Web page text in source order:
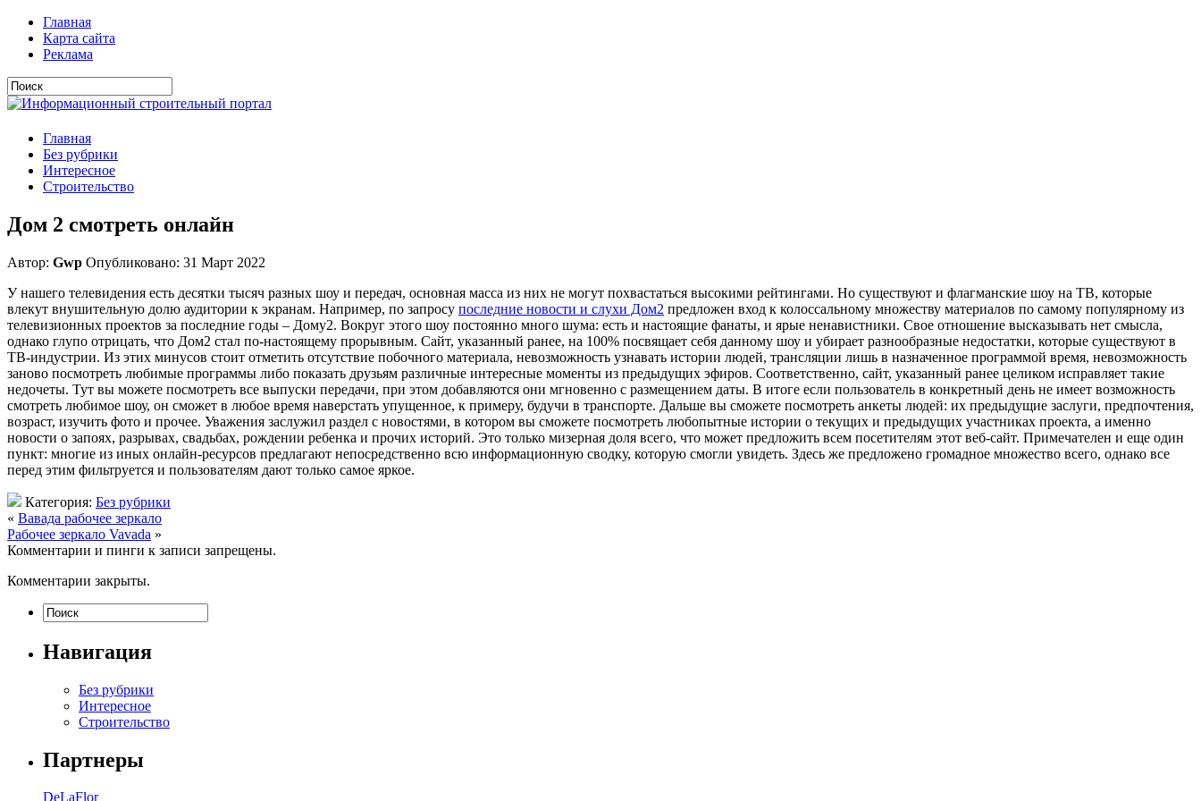
Главная
Карта сайта
Реклама
Главная
Без рубрики
Интересное
Строительство
Дом 2 смотреть онлайн
Автор: Gwp Опубликовано: 31 Март 2022
У нашего телевидения есть десятки тысяч разных шоу и передач, основная масса из них не могут похвастаться высокими рейтингами. Но существуют и флагманские шоу на ТВ, которые
влекут внушительную долю аудитории к экранам. Например, по запросу последние новости и слухи Дом2 предложен вход к колоссальному множеству материалов по самому популярному из
телевизионных проектов за последние годы – Дому2. Вокруг этого шоу постоянно много шума: есть и настоящие фанаты, и ярые ненавистники. Свое отношение высказывать нет смысла,
однако глупо отрицать, что Дом2 стал по-настоящему прорывным. Сайт, указанный ранее, на 100% посвящает себя данному шоу и убирает разнообразные недостатки, которые существуют в
ТВ-индустрии. Из этих минусов стоит отметить отсутствие побочного материала, невозможность узнавать истории людей, трансляции лишь в назначенное программой время, невозможность
заново посмотреть любимые программы либо показать друзьям различные интересные моменты из предыдущих эфиров. Соответственно, сайт, указанный ранее целиком исправляет такие
недочеты. Тут вы можете посмотреть все выпуски передачи, при этом добавляются они мгновенно с размещением даты. В итоге если пользователь в конкретный день не имеет возможность
смотреть любимое шоу, он сможет в любое время наверстать упущенное, к примеру, будучи в транспорте. Дальше вы сможете посмотреть анкеты людей: их предыдущие заслуги, предпочтения,
возраст, изучить фото и прочее. Уважения заслужил раздел с новостями, в котором вы сможете посмотреть любопытные истории о текущих и предыдущих участниках проекта, а именно
новости о запоях, разрывах, свадьбах, рождении ребенка и прочих историй. Это только мизерная доля всего, что может предложить всем посетителям этот веб-сайт. Примечателен и еще один
пункт: многие из иных онлайн-ресурсов предлагают непосредственно всю информационную сводку, которую смогли увидеть. Здесь же предложено громадное множество всего, однако все
перед этим фильтруется и пользователям дают только самое яркое.
Категория: Без рубрики
« Вавада рабочее зеркало
Рабочее зеркало Vavada »
Комментарии и пинги к записи запрещены.
Комментарии закрыты.
Навигация
Без рубрики
Интересное
Строительство
Партнеры
DeLaFlor